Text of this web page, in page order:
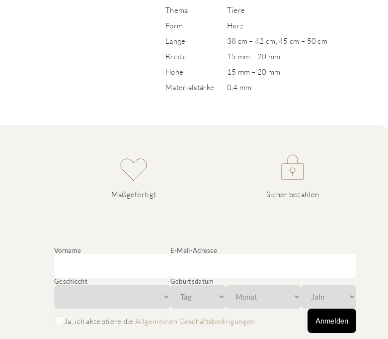
Thema
Tiere
Form
Herz
Länge
38 cm – 42 cm, 45 cm – 50 cm
Breite
15 mm – 20 mm
Höhe
15 mm – 20 mm
Materialstärke
0,4 mm
Maßgefertigt Sicher bezahlen
Vorname E-Mail-Adresse
Geschlecht Geburtsdatum
Ja, ich akzeptiere die Allgemeinen Geschäftsbedingungen Anmelden